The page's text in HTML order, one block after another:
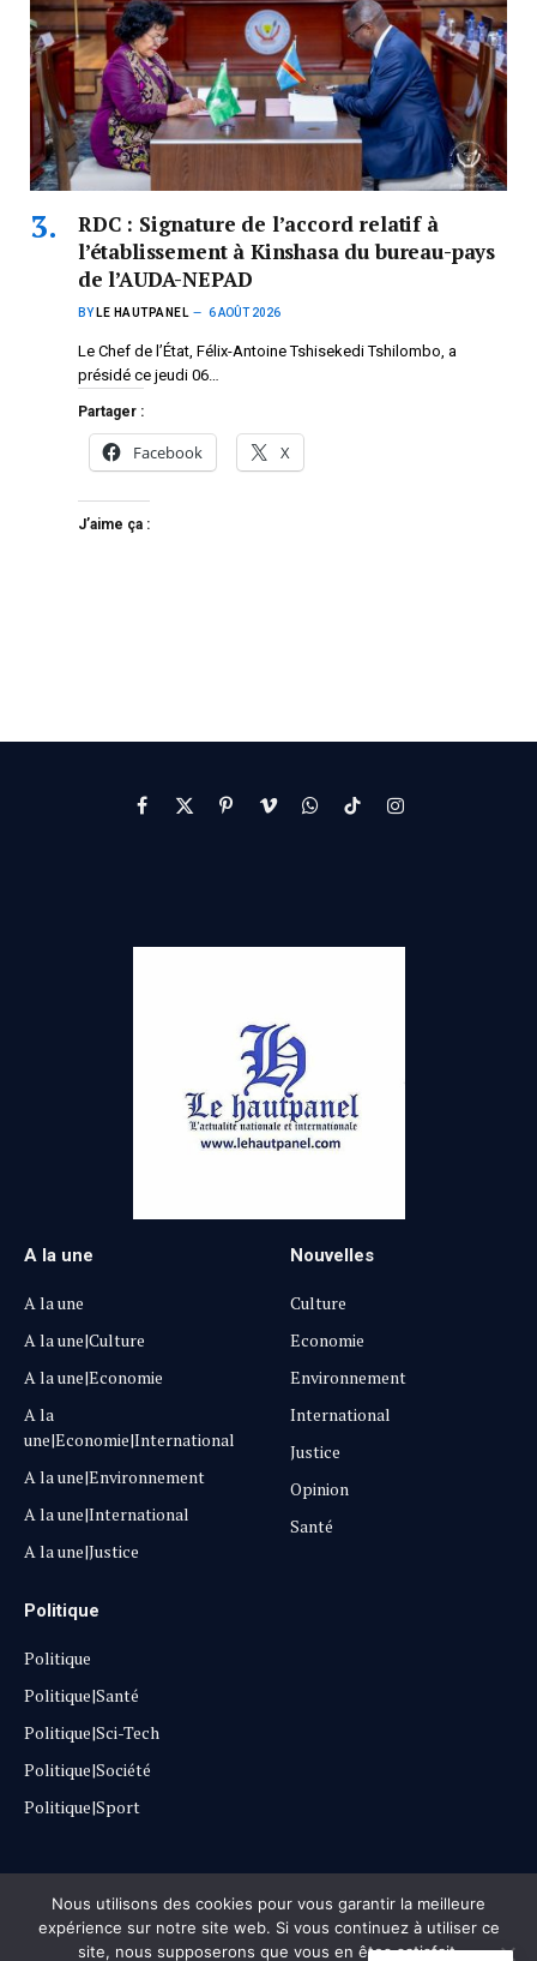
RDC : Signature de l’accord relatif à
l’établissement à Kinshasa du bureau-pays
de l’AUDA-NEPAD
BY LE HAUTPANEL 6 AOÛT 2026
Le Chef de l’État, Félix-Antoine Tshisekedi Tshilombo, a
présidé ce jeudi 06…
Partager :
Facebook X
J’aime ça :
Facebook
X
PinterestVimeoWhatsApp
TikTokInstagram
A la une
A la une
A la une|Culture
A la une|Economie
A la
une|Economie|International
A la une|Environnement
A la une|International
A la une|Justice
Nouvelles
Culture
Economie
Environnement
International
Justice
Opinion
Santé
Politique
Politique
Politique|Santé
Politique|Sci-Tech
Politique|Société
Politique|Sport
Copyright © 2025Lehautpanel
Nous utilisons des cookies pour vous garantir la meilleure
expérience sur notre site web. Si vous continuez à utiliser ce
site, nous supposerons que vous en êtes satisfait.